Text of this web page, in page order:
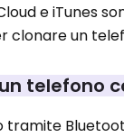
e iTunes
clonare un
telefono
tramite